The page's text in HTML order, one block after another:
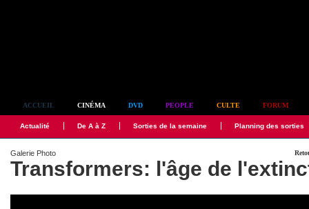
ACCUEIL CINÉMA DVD PEOPLE CULTE FORUM
Actualité De A à Z Sorties de la semaine Planning des sorties
Galerie Photo
Transformers: l'âge de